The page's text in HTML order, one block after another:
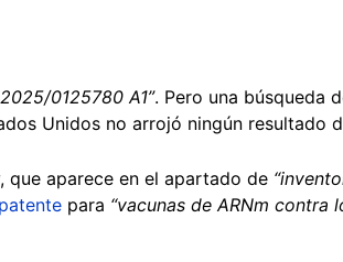
0125780 A1”. Pero una búsqueda
Unidos no arrojó ningún resultado
que aparece en el apartado de
para “vacunas de ARNm contra